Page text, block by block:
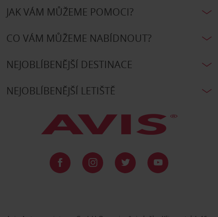
JAK VÁM MŮŽEME POMOCI?
CO VÁM MŮŽEME NABÍDNOUT?
NEJOBLÍBENĚJŠÍ DESTINACE
NEJOBLÍBENĚJŠÍ LETIŠTĚ